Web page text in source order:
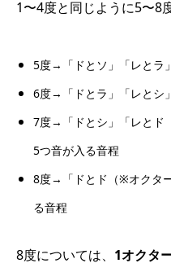
1〜4度と同じように5〜8
5度→「ドとソ」「レとラ
6度→「ドとラ」「レとシ
7度→「ドとシ」「レとド
5つ音が入る音程
8度→「ドとド（※オクタ
る音程
8度については、 1オクタ